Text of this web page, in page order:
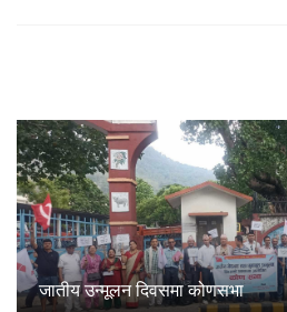
जातीय उन्मूलन दिवसमा कोणसभा